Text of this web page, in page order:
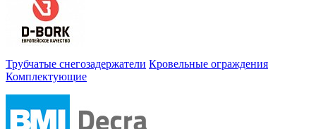
Трубчатые снегозадержатели Кровельные ограждения
Комплектующие